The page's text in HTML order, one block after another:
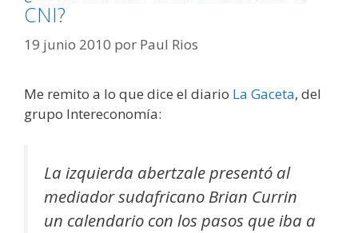
CNI?
19 junio 2010 por Paul Rios
Me remito a lo que dice el diario La Gaceta, del
grupo Intereconomía:
La izquierda abertzale presentó al
mediador sudafricano Brian Currin
un calendario con los pasos que iba a